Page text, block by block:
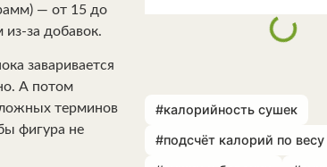
— от 15 до
за добавок.
заваривается
А потом
терминов
фигура не
#калорийность сушек
#подсчёт калорий по весу